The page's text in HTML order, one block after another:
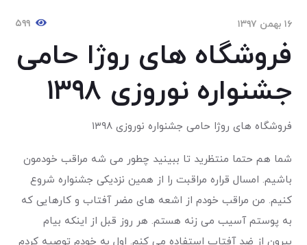
۱۶ بهمن ۱۳۹۷ ۵۹۹
فروشگاه های روژا حامی
جشنواره نوروزی ۱۳۹۸
فروشگاه های روژا حامی جشنواره نوروزی ۱۳۹۸
شما هم حتما منتظرید تا ببینید چطور می شه مراقب خودمون
باشیم. امسال قراره مراقبت را از همین نزدیکی جشنواره شروع
کنیم. من مراقب خودم از اشعه های مضر آفتاب و کارهایی که
به پوستم آسیب می زنه هستم. هر روز قبل از اینکه بیام
بیرون از ضد آفتاب استفاده می کنم. اول به خودم توصیه کردم